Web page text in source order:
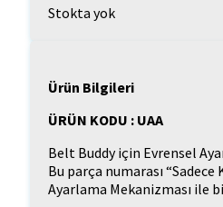
Stokta yok
Ürün Bilgileri
ÜRÜN KODU : UAA
Belt Buddy için Evrensel
Bu parça numarası
Ayarlama Mekanizması ile